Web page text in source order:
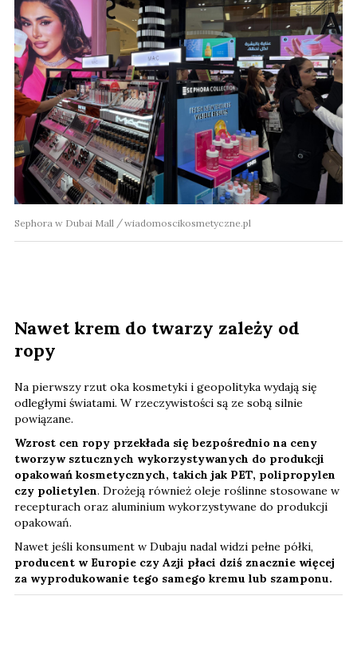
Sephora w Dubai Mall wiadomoscikosmetyczne.pl
Nawet krem do twarzy zależy od
ropy
Na pierwszy rzut oka kosmetyki i geopolityka wydają się
odległymi światami. W rzeczywistości są ze sobą silnie
powiązane.
Wzrost cen ropy przekłada się bezpośrednio na ceny
tworzyw sztucznych wykorzystywanych do produkcji
opakowań kosmetycznych, takich jak PET, polipropylen
czy polietylen. Drożeją również oleje roślinne stosowane w
recepturach oraz aluminium wykorzystywane do produkcji
opakowań.
Nawet jeśli konsument w Dubaju nadal widzi pełne półki,
producent w Europie czy Azji płaci dziś znacznie więcej
za wyprodukowanie tego samego kremu lub szamponu.